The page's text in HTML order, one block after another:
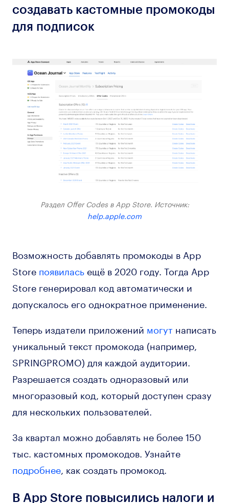
создавать кастомные промокоды
для подписок
Раздел Offer Codes в App Store. Источник:
help.apple.com
Возможность добавлять промокоды в App
Store появиласьещё в 2020 году. Тогда App
Store генерировал код автоматически и
допускалось его однократное применение.
Теперь издатели приложений могутнаписать
уникальный текст промокода (например,
SPRINGPROMO) для каждой аудитории.
Разрешается создать одноразовый или
многоразовый код, который доступен сразу
для нескольких пользователей.
За квартал можно добавлять не более 150
тыс. кастомных промокодов. Узнайте
подробнее, как создать промокод.
В App Store повысились налоги и